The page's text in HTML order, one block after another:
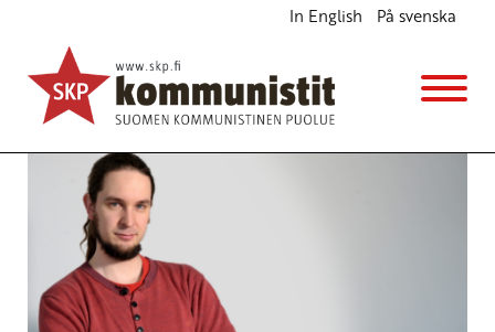
In English På svenska
Työttömyyden pintavaahtoa
Blogi
22.2.2018 - 12:14